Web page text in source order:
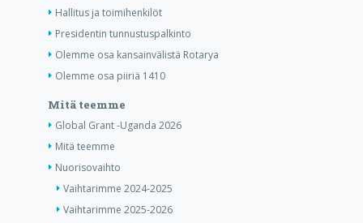
Hallitus ja toimihenkilöt
Presidentin tunnustuspalkinto
Olemme osa kansainvälistä Rotarya
Olemme osa piiriä 1410
Mitä teemme
Global Grant -Uganda 2026
Mitä teemme
Nuorisovaihto
Vaihtarimme 2024-2025
Vaihtarimme 2025-2026